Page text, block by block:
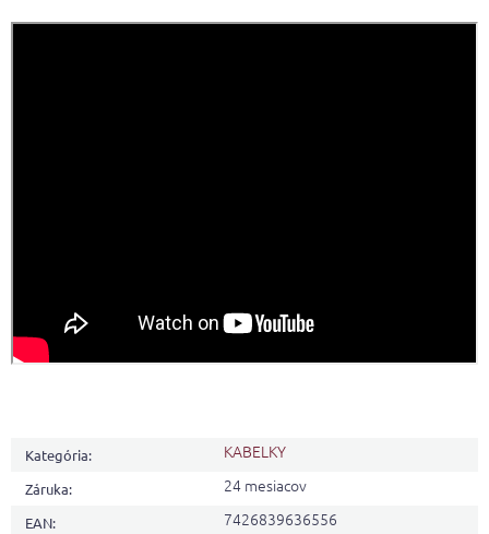
Kategória: KABELKY
Záruka: 24 mesiacov
EAN: 7426839636556